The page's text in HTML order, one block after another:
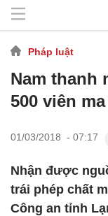
Pháp luật
Nam thanh
500 viên
01/03/2018 - 07:17
Nhận được
trái phép chất
Công an tỉnh